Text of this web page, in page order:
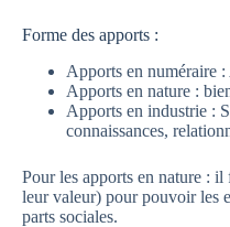
Forme des apports :
Apports en numéraire
Apports en nature :
Apports en industrie :
connaissances,
Pour les apports en nature :
leur valeur) pour pouvoir les
parts sociales.